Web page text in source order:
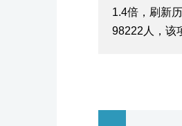
1.4倍，刷新
98222人，该